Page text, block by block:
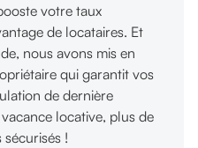
votre taux
de locataires. Et
nous avons mis en
qui garantit vos
de dernière
locative, plus de
!